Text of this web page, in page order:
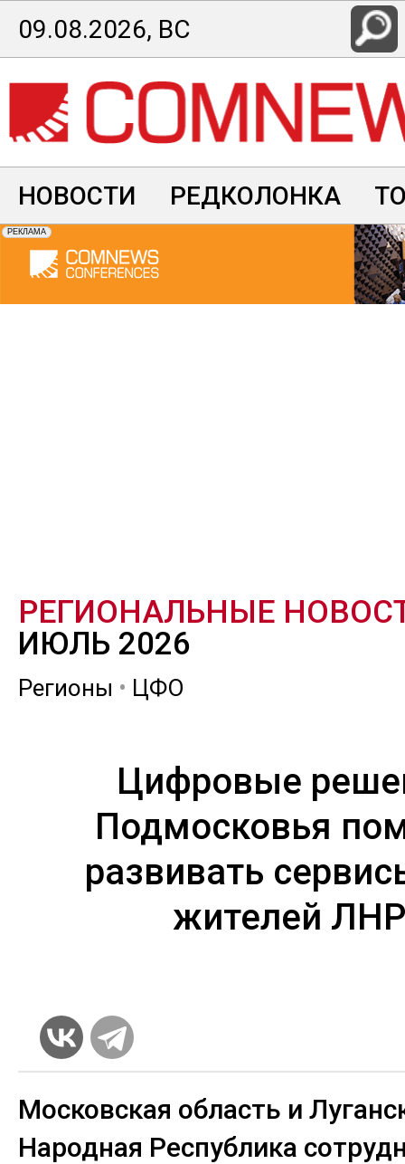
Перейти
к
основному
содержанию
09.08.2026, ВС
НОВОСТИ РЕДКОЛОНКА
РЕГИОНАЛЬНЫЕ
ИЮЛЬ 2026
Регионы • ЦФО
Цифровые
Подмосковья
развивать
жителей ЛНР
Московская область и
Народная Республика